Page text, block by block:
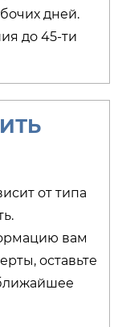
дней.
до 45-ти
от типа
вам
оставьте